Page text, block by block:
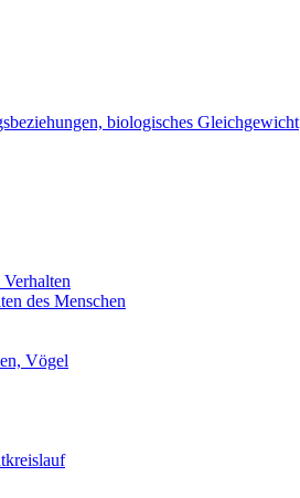
biologisches Gleichgewicht
des Menschen
Vögel